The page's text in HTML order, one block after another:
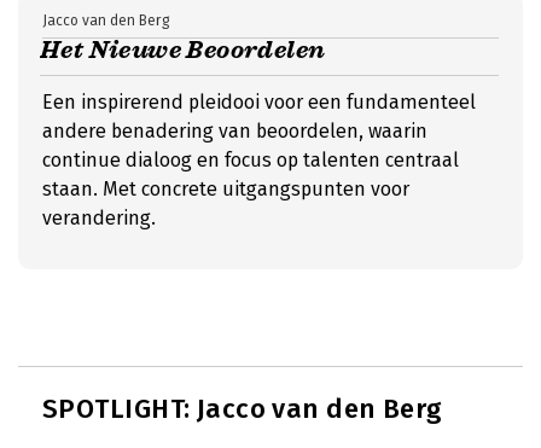
Het Nieuwe Beoordelen
Jacco van den Berg
Een inspirerend pleidooi voor een fundamenteel
andere benadering van beoordelen, waarin
continue dialoog en focus op talenten centraal
staan. Met concrete uitgangspunten voor
verandering.
SPOTLIGHT: Jacco van den Berg